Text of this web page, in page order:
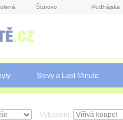
Štúrovo Podhájska
Slevy a Last Minute
Vybavení: